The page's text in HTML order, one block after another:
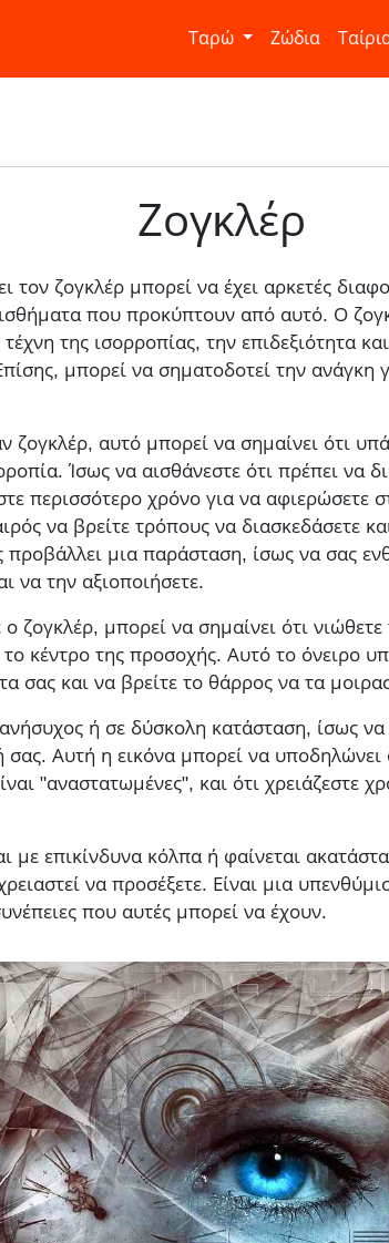
Ταρώ Ζώδια
Ζογκλέρ
τον ζογκλέρ μπορεί να έχει αρκετές
που προκύπτουν από αυτό. Ο
της ισορροπίας, την επιδεξιότητα
μπορεί να σηματοδοτεί την ανάγκη
ζογκλέρ, αυτό μπορεί να σημαίνει ότι
Ίσως να αισθάνεστε ότι πρέπει να
περισσότερο χρόνο για να αφιερώσετε
να βρείτε τρόπους να διασκεδάσετε
προβάλλει μια παράσταση, ίσως να σας
να την αξιοποιήσετε.
ο ζογκλέρ, μπορεί να σημαίνει ότι
κέντρο της προσοχής. Αυτό το όνειρο
σας και να βρείτε το θάρρος να τα
ή σε δύσκολη κατάσταση, ίσως
Αυτή η εικόνα μπορεί να υποδηλώνει
"αναστατωμένες", και ότι χρειάζεστε
με επικίνδυνα κόλπα ή φαίνεται
να προσέξετε. Είναι μια
που αυτές μπορεί να έχουν.